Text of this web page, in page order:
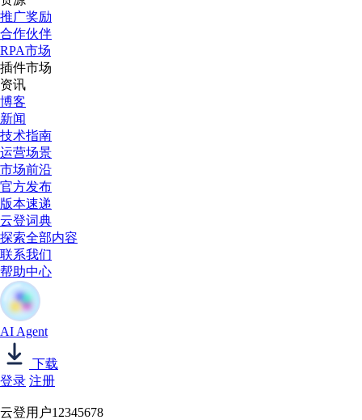
推广奖励
合作伙伴
RPA市场
插件市场
资讯
博客
新闻
技术指南
运营场景
市场前沿
官方发布
版本速递
云登词典
探索全部内容
联系我们
帮助中心
AI Agent
下载
登录 注册
云登用户12345678